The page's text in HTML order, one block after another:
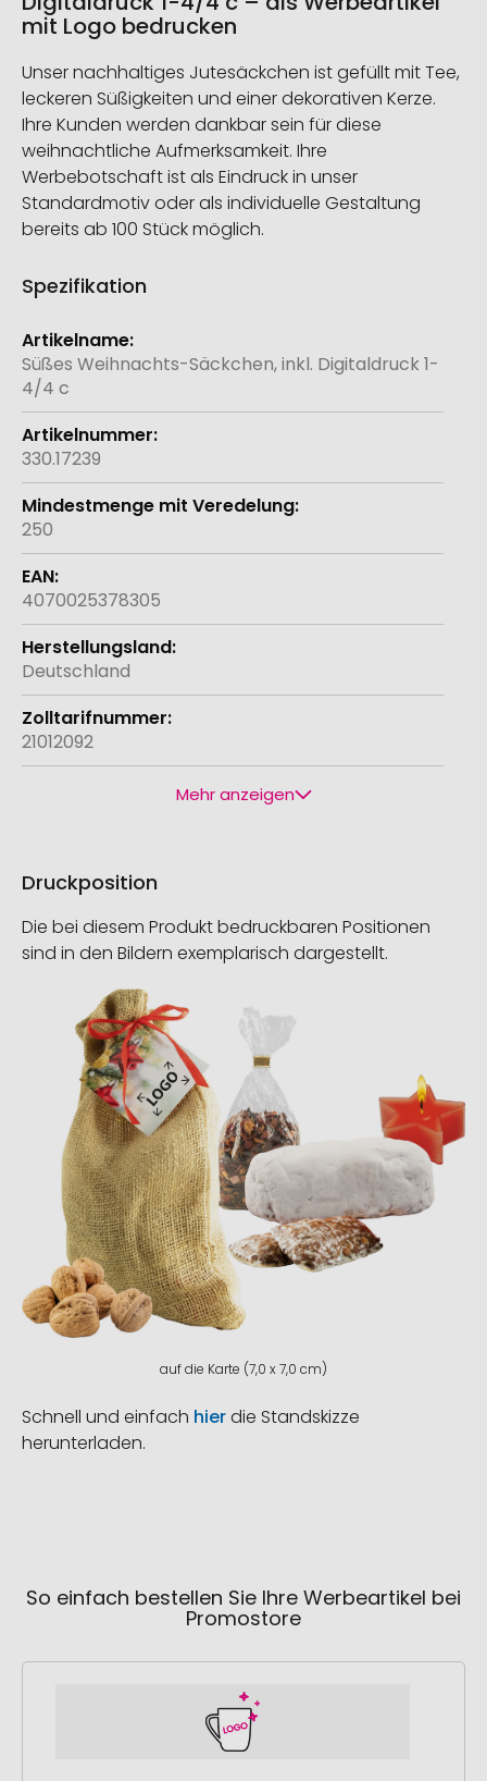
mit Logo bedrucken
Unser nachhaltiges Jutesäckchen ist gefüllt mit Tee,
leckeren Süßigkeiten und einer dekorativen Kerze.
Ihre Kunden werden dankbar sein für diese
weihnachtliche Aufmerksamkeit. Ihre
Werbebotschaft ist als Eindruck in unser
Standardmotiv oder als individuelle Gestaltung
bereits ab 100 Stück möglich.
Spezifikation
Weitere
Informationen
Süßes Weihnachts-Säckchen, inkl. Digitaldruck 1-
4/4 c
330.17239
250
4070025378305
Deutschland
21012092
Mehr anzeigen
Druckposition
Die bei diesem Produkt bedruckbaren Positionen
sind in den Bildern exemplarisch dargestellt.
auf die Karte (7,0 x 7,0 cm)
Schnell und einfach hierdie Standskizze
herunterladen.
So einfach bestellen Sie Ihre Werbeartikel bei
Promostore